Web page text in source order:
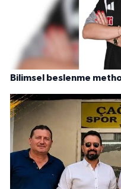
Bilimsel beslenme